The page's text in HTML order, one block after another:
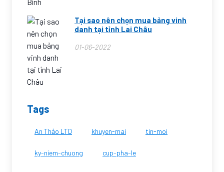
Tại sao nên chọn mua bảng vinh
danh tại tỉnh Lai Châu
01-06-2022
Tags
An Thảo LTD khuyen-mai tin-moi
ky-niem-chuong cup-pha-le